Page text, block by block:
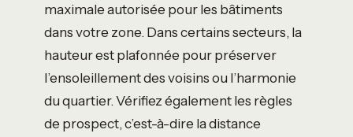
maximale autorisée pour les bâtiments
dans votre zone. Dans certains secteurs, la
hauteur est plafonnée pour préserver
l’ensoleillement des voisins ou l’harmonie
du quartier. Vérifiez également les règles
de prospect, c’est-à-dire la distance